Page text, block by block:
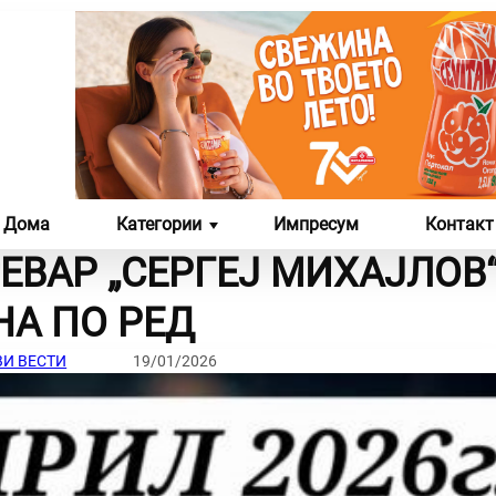
Дома Категории
ЛИКОВНА И ФОТО
УМЕТНОСТ
ЛИКОВНИ ДЕЛА
Импресум Контакт
„СЕРГЕЈ
ПО РЕД
ВЕСТИ 19/01/2026